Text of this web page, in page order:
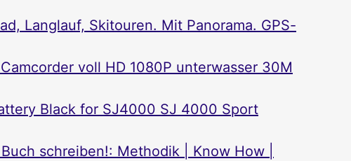
Langlauf, Skitouren. Mit Panorama. GPS-
voll HD 1080P unterwasser 30M
Black for SJ4000 SJ 4000 Sport
schreiben!: Methodik | Know How |